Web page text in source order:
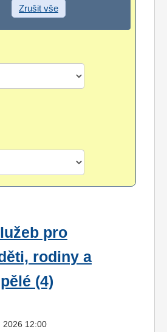
Zrušit vše
pro
rodiny a
(4)
2026 12:00